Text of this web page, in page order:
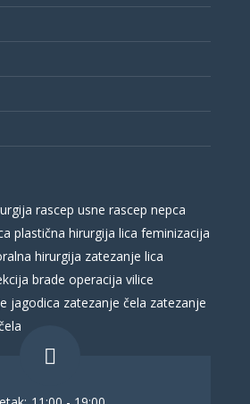
rascep usne rascep nepca
plastična hirurgija lica feminizacija
hirurgija zatezanje lica
brade operacija vilice
jagodica zatezanje čela zatezanje